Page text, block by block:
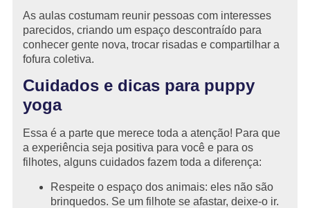
As aulas costumam reunir pessoas com interesses
parecidos, criando um espaço descontraído para
conhecer gente nova, trocar risadas e compartilhar a
fofura coletiva.
Cuidados e dicas para puppy
yoga
Essa é a parte que merece toda a atenção! Para que
a experiência seja positiva para você e para os
filhotes, alguns cuidados fazem toda a diferença:
Respeite o espaço dos animais: eles não são
brinquedos. Se um filhote se afastar, deixe-o ir.